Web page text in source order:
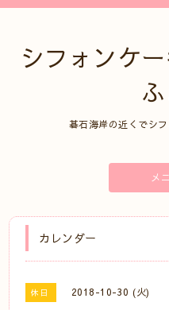
シフォンケ
碁石海岸の近くでシ
メ
カレンダー
休日 2018-10-30 (火)